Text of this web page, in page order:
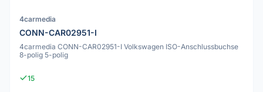
4carmedia
CONN-CAR02951-I
4carmedia CONN-CAR02951-I Volkswagen ISO-Anschlussbuchse
8-polig 5-polig
15